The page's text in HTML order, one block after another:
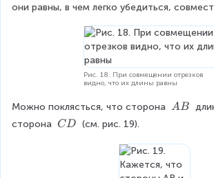
они равны, в чем легко убедиться,
Рис. 18. При совмещении отрезков
видно, что их длины равны
Можно поклясться, что сторона \
B
AB
сторона \
CD (см. рис. 19).